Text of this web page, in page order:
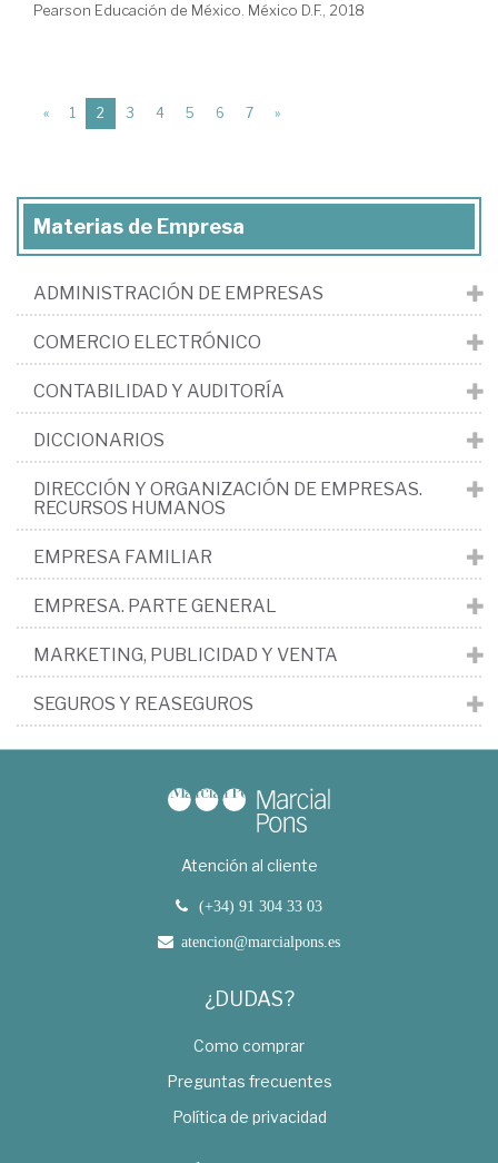
Pearson Educación de México. México D.F., 2018
« 1 2 (current)
3 4 5 6 7 »
Materias de Empresa
ADMINISTRACIÓN DE EMPRESAS
COMERCIO ELECTRÓNICO
CONTABILIDAD Y AUDITORÍA
DICCIONARIOS
DIRECCIÓN Y ORGANIZACIÓN DE EMPRESAS.
RECURSOS HUMANOS
EMPRESA FAMILIAR
EMPRESA. PARTE GENERAL
MARKETING, PUBLICIDAD Y VENTA
SEGUROS Y REASEGUROS
Atención al cliente
(+34) 91 304 33 03
atencion@marcialpons.es
¿DUDAS?
Como comprar
Preguntas frecuentes
Política de privacidad